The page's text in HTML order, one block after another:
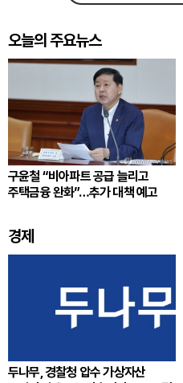
오늘의 주요뉴스
구윤철 “비아파트 공급 늘리고
주택금융 완화”…추가 대책 예고
경제
두나무, 경찰청 압수 가상자산